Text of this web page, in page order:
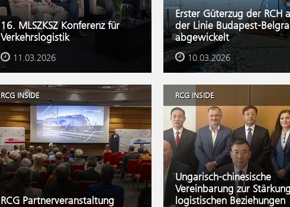
16. MLSZKSZ Konferenz für
Verkehrslogistik
11.03.2026
Erster Güterzug der RCH
der Linie Budapest-
abgewickelt
10.03.2026
RCG INSIDE
RCG Partnerveranstaltung
RCG INSIDE
Ungarisch-chinesische
Vereinbarung zur
logistischen Beziehungen